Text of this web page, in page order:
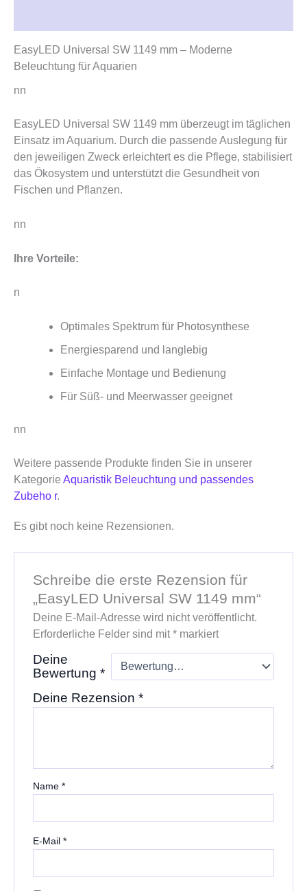
EasyLED Universal SW 1149 mm – Moderne
Beleuchtung für Aquarien
nn
EasyLED Universal SW 1149 mm überzeugt im täglichen
Einsatz im Aquarium. Durch die passende Auslegung für
den jeweiligen Zweck erleichtert es die Pflege, stabilisiert
das Ökosystem und unterstützt die Gesundheit von
Fischen und Pflanzen.
nn
Ihre Vorteile:
n
Optimales Spektrum für Photosynthese
Energiesparend und langlebig
Einfache Montage und Bedienung
Für Süß- und Meerwasser geeignet
nn
Weitere passende Produkte finden Sie in unserer
Kategorie Aquaristik Beleuchtung und passendes
Zubeho r.
Es gibt noch keine Rezensionen.
Schreibe die erste Rezension für
„EasyLED Universal SW 1149 mm“
Deine E-Mail-Adresse wird nicht veröffentlicht.
Erforderliche Felder sind mit*markiert
Deine
Bewertung *
Deine Rezension *
Name *
E-Mail *